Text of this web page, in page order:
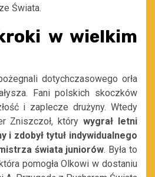
Świata.
w wielkim
dotychczasowego orła
Fani polskich skoczków
i zaplecze drużyny. Wtedy
Zniszczoł, którywygrał letni
i zdobył tytuł indywidualnego
świata juniorów. Była to
pomogła Olkowi w dostaniu